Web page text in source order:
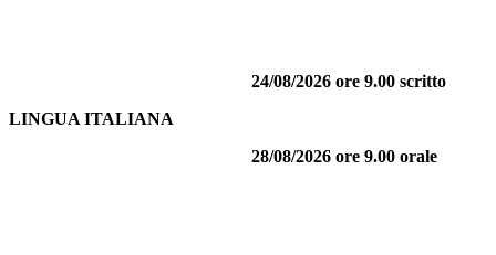
LINGUA ITALIANA
24/08/2026 ore 9.00 scritto
28/08/2026 ore 9.00 orale